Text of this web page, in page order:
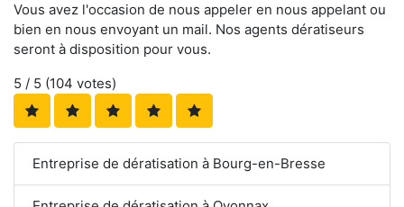
Vous avez l'occasion de nous appeler en nous appelant ou
bien en nous envoyant un mail. Nos agents dératiseurs
seront à disposition pour vous.
5 / 5 (104 votes)
Entreprise de dératisation à Bourg-en-Bresse